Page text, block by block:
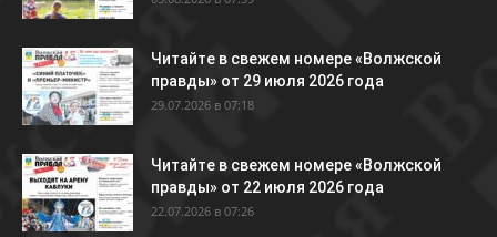
Читайте в свежем номере «Волжской
правды» от 29 июля 2026 года
29.07.2026 в 07:18
Читайте в свежем номере «Волжской
правды» от 22 июля 2026 года
22.07.2026 в 07:26